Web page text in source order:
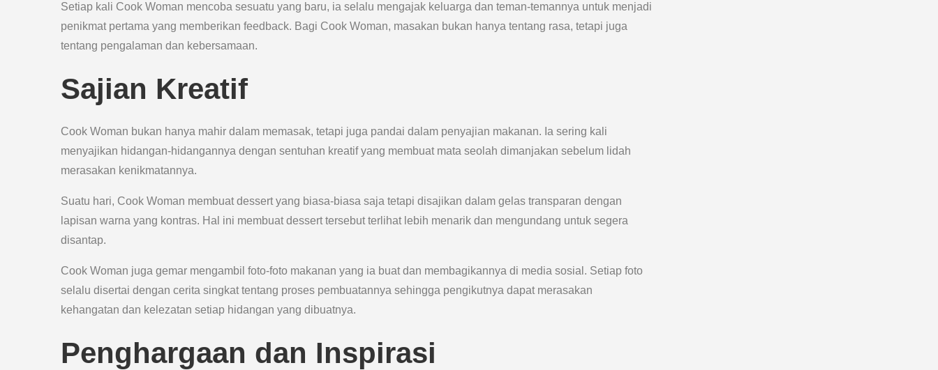
Setiap kali Cook Woman mencoba sesuatu yang baru, ia selalu mengajak keluarga dan teman-temannya untuk menjadi
penikmat pertama yang memberikan feedback. Bagi Cook Woman, masakan bukan hanya tentang rasa, tetapi juga
tentang pengalaman dan kebersamaan.
Sajian Kreatif
Cook Woman bukan hanya mahir dalam memasak, tetapi juga pandai dalam penyajian makanan. Ia sering kali
menyajikan hidangan-hidangannya dengan sentuhan kreatif yang membuat mata seolah dimanjakan sebelum lidah
merasakan kenikmatannya.
Suatu hari, Cook Woman membuat dessert yang biasa-biasa saja tetapi disajikan dalam gelas transparan dengan
lapisan warna yang kontras. Hal ini membuat dessert tersebut terlihat lebih menarik dan mengundang untuk segera
disantap.
Cook Woman juga gemar mengambil foto-foto makanan yang ia buat dan membagikannya di media sosial. Setiap foto
selalu disertai dengan cerita singkat tentang proses pembuatannya sehingga pengikutnya dapat merasakan
kehangatan dan kelezatan setiap hidangan yang dibuatnya.
Penghargaan dan Inspirasi